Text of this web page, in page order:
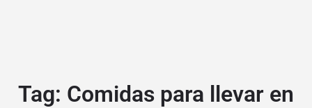
Tag: Comidas para llevar en